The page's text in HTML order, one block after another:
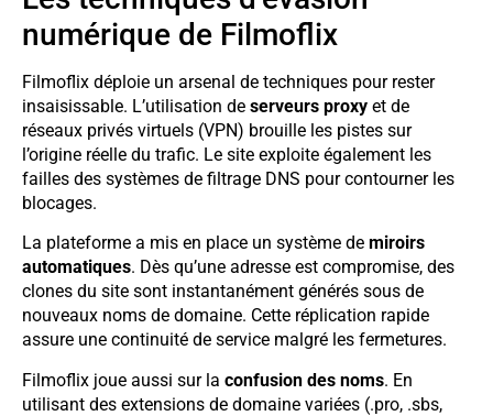
numérique de Filmoflix
Filmoflix déploie un arsenal de techniques pour rester
insaisissable. L’utilisation de serveurs proxy et de
réseaux privés virtuels (VPN) brouille les pistes sur
l’origine réelle du trafic. Le site exploite également les
failles des systèmes de filtrage DNS pour contourner les
blocages.
La plateforme a mis en place un système de miroirs
automatiques. Dès qu’une adresse est compromise, des
clones du site sont instantanément générés sous de
nouveaux noms de domaine. Cette réplication rapide
assure une continuité de service malgré les fermetures.
Filmoflix joue aussi sur la confusion des noms. En
utilisant des extensions de domaine variées (.pro, .sbs,